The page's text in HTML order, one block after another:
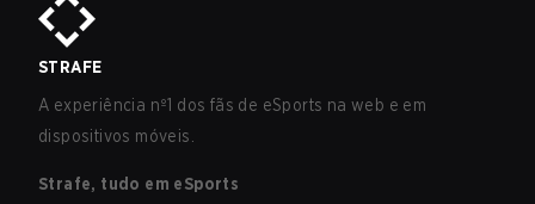
STRAFE
A experiência nº1 dos fãs de eSports na web e em
dispositivos móveis.
Strafe, tudo em eSports